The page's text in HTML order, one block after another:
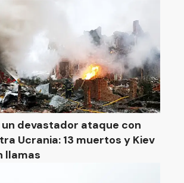
un devastador ataque con
Ucrania: 13 muertos y Kiev
llamas